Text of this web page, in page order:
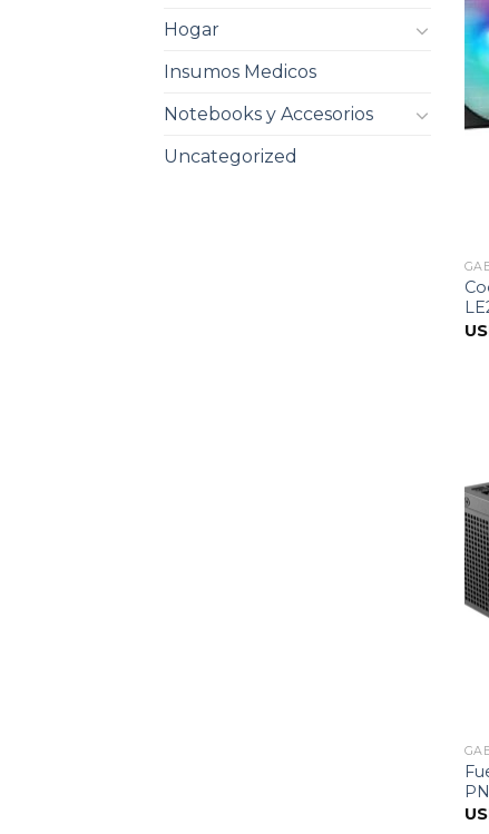
Hogar
Insumos Medicos
Notebooks y Accesorios
Uncategorized